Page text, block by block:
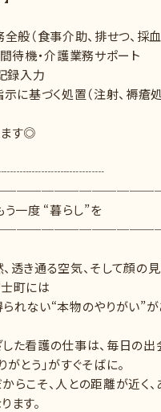
般（食事介助、排せつ、採
待機・介護業務サポート
録入力
に基づく処置（注射、褥瘡処
ます◎
う一度 “暮らし”を
透き通る空気、そして顔の見
町には
れない“本物のやりがい”が
た看護の仕事は、毎日の出
がとう」がすぐそばに。
らこそ、人との距離が近く
ます。